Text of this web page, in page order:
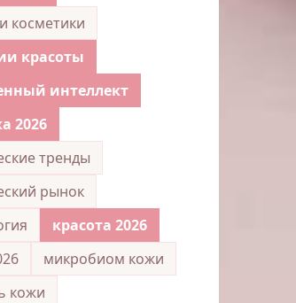
косметики
красоты
интеллект
2026
тренды
рынок
красота 2026
микробиом кожи
кожи